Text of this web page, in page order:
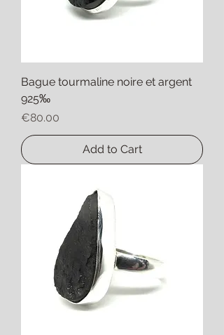
Bague tourmaline noire et argent
925‰
Price
€80.00
Add to Cart